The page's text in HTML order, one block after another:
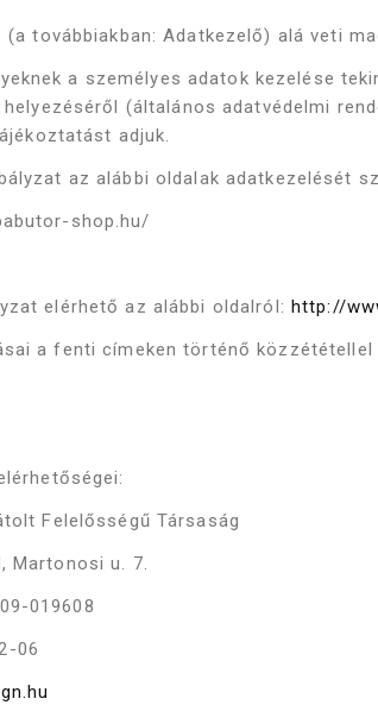
(a továbbiakban: Adatkezelő) alá veti
a személyes adatok kezelése
(általános adatvédelmi
adjuk.
az alábbi oldalak adatkezelését
shop.hu/
elérhető az alábbi oldalról: http://
a fenti címeken történő közzététellel
Felelősségű Társaság
Martonosi u. 7.
019608
06